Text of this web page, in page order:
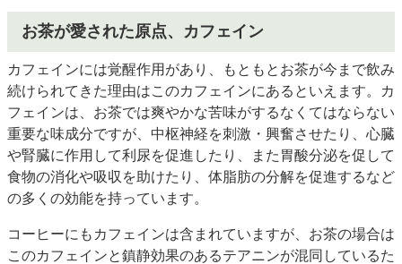
お茶が愛された原点、カフェイン
カフェインには覚醒作用があり、もともとお茶が今まで飲み
続けられてきた理由はこのカフェインにあるといえます。カ
フェインは、お茶では爽やかな苦味がするなくてはならない
重要な味成分ですが、中枢神経を刺激・興奮させたり、心臓
や腎臓に作用して利尿を促進したり、また胃酸分泌を促して
食物の消化や吸収を助けたり、体脂肪の分解を促進するなど
の多くの効能を持っています。
コーヒーにもカフェインは含まれていますが、お茶の場合は
このカフェインと鎮静効果のあるテアニンが混同しているた